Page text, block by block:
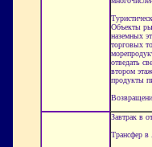
Объекты
наземных
торговых
отведать
втором
продукты
Завтрак в
Трансфер в